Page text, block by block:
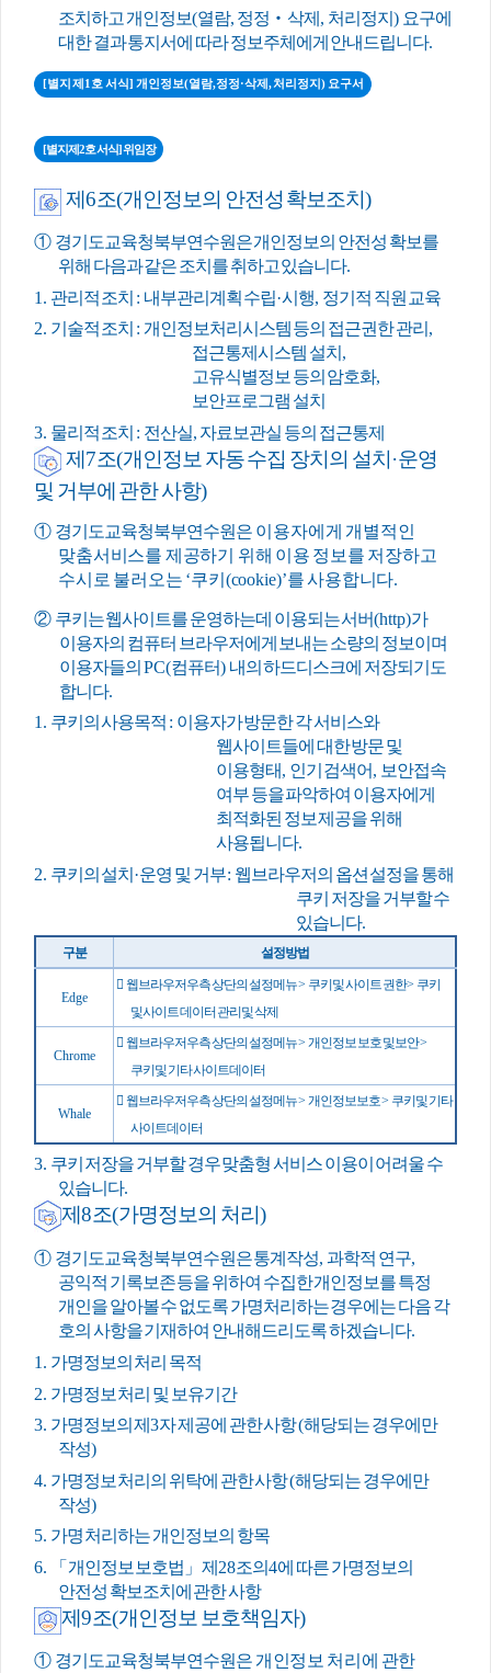
조치하고 개인정보(열람, 정정 ‧삭제 , 처리정지) 요구에
대한 결과 통지서에 따라 정보주체에게 안내드립니다.
[별지 제1호 서식] 개인정보(열람,정정·삭제, 처리정지) 요구서
[별지 제2호 서식] 위임장
제 6조(개인정보의 안전성 확보조치)
① 경기도교육청북부연수원은 개인정보의 안전성 확보를
위해 다음과 같은 조치를 취하고 있습니다.
1. 관리적 조치 : 내부관리계획 수립·시행, 정기적 직원 교육
2. 기술적 조치 : 개인정보처리시스템 등의 접근권한 관리 ,
접근통제시스템 설치 ,
고유식별정보 등의 암호화,
보안프로그램 설치
3. 물리적 조치 : 전산실, 자료보관실 등의 접근통제
제 7조(개인정보 자동 수집 장치의 설치 ·운영
및 거부에 관한 사항)
① 경기도교육청북부연수원은 이용자에게 개별적인
맞춤서비스를 제공하기 위해 이용 정보를 저장하고
수시로 불러오는 ‘쿠키 (cookie)’를 사용합니다.
② 쿠키는 웹사이트를 운영하는데 이용되는 서버(http)가
이용자의 컴퓨터 브라우저에게 보내는 소량의 정보이며
이용자들의 PC(컴퓨터) 내의 하드디스크에 저장되기도
합니다.
1. 쿠키의 사용목적 : 이용자가 방문한 각 서비스와
웹사이트들에 대한 방문 및
이용형태, 인기 검색어, 보안접속
여부 등을 파악하여 이용자에게
최적화된 정보 제공을 위해
사용됩니다.
2. 쿠키의 설치 ·운영 및 거부: 웹브라우저의 옵션 설정을 통해
쿠키 저장을 거부할 수
있습니다.
구 분 설정방법
Edge
 웹브라우저 우측 상단의 설정 메뉴> 쿠키 및 사이트 권한> 쿠키
및 사이트 데이터 관리 및 삭제
Chrome
 웹브라우저 우측 상단의 설정 메뉴> 개인 정보 보호 및 보안>
쿠키 및 기타 사이트 데이터
Whale
 웹브라우저 우측 상단의 설정 메뉴> 개인정보 보호> 쿠키 및 기타
사이트 데이터
3. 쿠키 저장을 거부할 경우 맞춤형 서비스 이용이 어려울 수
있습니다.
제8조(가명정보의 처리)
① 경기도교육청북부연수원은 통계작성,과학적 연구,
공익적 기록보존 등을 위하여 수집한 개인정보를 특정
개인을 알아볼 수 없도록 가명처리하는 경우에는 다음 각
호의 사항을 기재하여 안내해드리도록 하겠습니다.
1. 가명정보의 처리 목적
2. 가명정보 처리 및 보유기간
3. 가명정보의 제3자 제공에 관한 사항(해당되는 경우에만
작성)
4. 가명정보 처리의 위탁에 관한 사항(해당되는 경우에만
작성)
5. 가명 처리하는 개인정보의 항목
6.
「 개인정보 보호법 」제 28조의4에 따른 가명정보의
안전성 확보조치에 관한 사항
제 9조(개인정보 보호책임자)
① 경기도교육청북부연수원은 개인정보 처리에 관한